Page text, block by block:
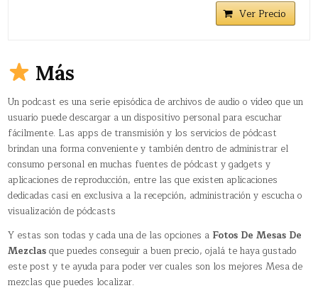
Ver Precio
Más
Un podcast​ es una serie episódica de archivos de audio o vídeo que un
usuario puede descargar a un dispositivo personal para escuchar
fácilmente. Las apps de transmisión y los servicios de pódcast
brindan una forma conveniente y también dentro de administrar el
consumo personal en muchas fuentes de pódcast y gadgets y
aplicaciones de reproducción, entre las que existen aplicaciones
dedicadas casi en exclusiva a la recepción, administración y escucha o
visualización de pódcasts
Y estas son todas y cada una de las opciones a Fotos De Mesas De
Mezclasque puedes conseguir a buen precio, ojalá te haya gustado
este post y te ayuda para poder ver cuales son los mejores Mesa de
mezclas que puedes localizar.